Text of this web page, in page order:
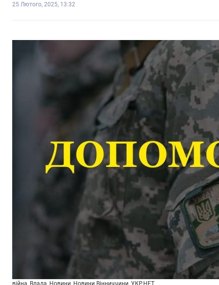
25 Лютого, 2025, 13:32
війна Влада Новини Новини Вінниччини УКР.НЕТ